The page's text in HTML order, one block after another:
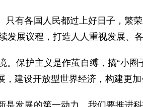
有各国人民都过上好日子，繁
展议程，打造人人重视发展、
保护主义是作茧自缚，搞“小圈
建设开放型世界经济，构建更
发展的第一动力。我们要推进